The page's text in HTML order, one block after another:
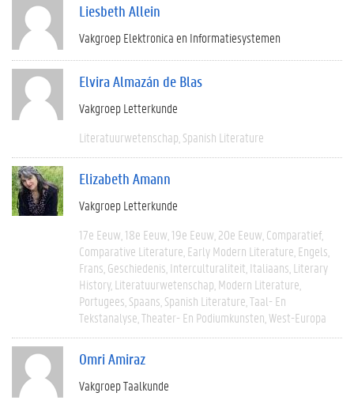
Liesbeth Allein
Vakgroep Elektronica en Informatiesystemen
Elvira Almazán de Blas
Vakgroep Letterkunde
Literatuurwetenschap Spanish Literature
Elizabeth Amann
Vakgroep Letterkunde
17e Eeuw 18e Eeuw 19e Eeuw 20e Eeuw Comparatief
Comparative Literature Early Modern Literature Engels
Frans Geschiedenis Interculturaliteit Italiaans Literary
History Literatuurwetenschap Modern Literature
Portugees Spaans Spanish Literature Taal- En
Tekstanalyse Theater- En Podiumkunsten West-Europa
Omri Amiraz
Vakgroep Taalkunde